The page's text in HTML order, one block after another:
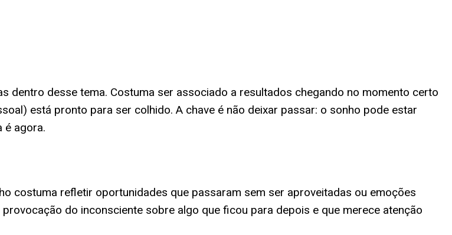
dentro desse tema. Costuma ser associado a resultados chegando no momento certo
está pronto para ser colhido. A chave é não deixar passar: o sonho pode estar
é agora.
costuma refletir oportunidades que passaram sem ser aproveitadas ou emoções
do inconsciente sobre algo que ficou para depois e que merece atenção